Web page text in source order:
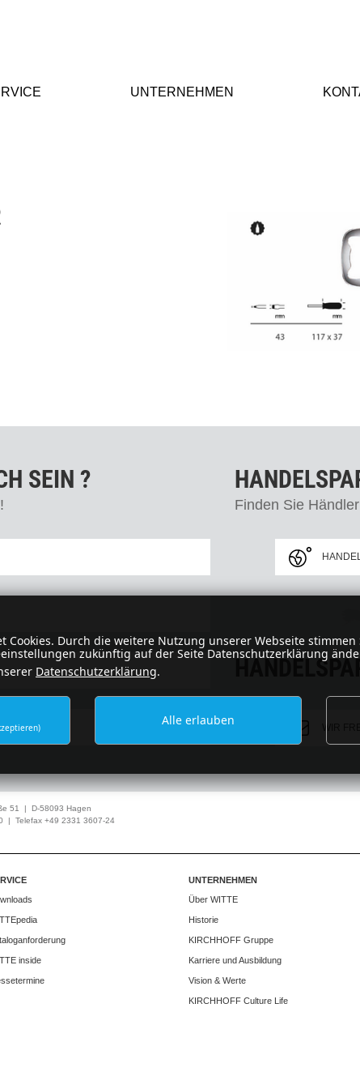
UNTERNEHMEN
SEIN ?
Finden Sie
WIR
51 | D-58093 Hagen
| Telefax +49 2331 3607-24
inside
UNTERNEHMEN
Über WITTE
Historie
KIRCHHOFF Gruppe
Karriere und Ausbildung
Vision & Werte
KIRCHHOFF Culture Life
Cookies. Durch die weitere Nutzung unserer Webseite stimmen
zukünftig auf der Seite Datenschutzerklärung
Datenschutzerklärung.
Alle erlauben